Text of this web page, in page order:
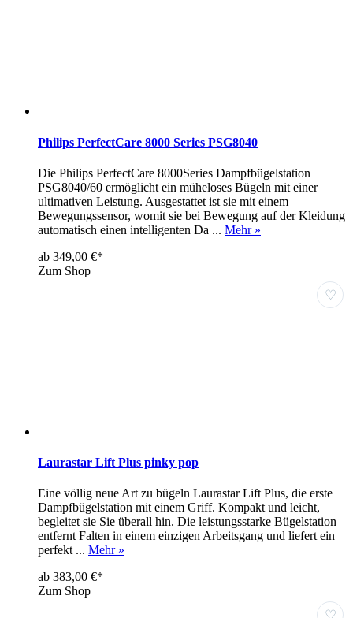
Philips PerfectCare 8000 Series PSG8040
Die Philips PerfectCare 8000Series Dampfbügelstation
PSG8040/60 ermöglicht ein müheloses Bügeln mit einer
ultimativen Leistung. Ausgestattet ist sie mit einem
Bewegungssensor, womit sie bei Bewegung auf der Kleidung
automatisch einen intelligenten Da ... Mehr »
ab 349,00 €*
Zum Shop
♡
Laurastar Lift Plus pinky pop
Eine völlig neue Art zu bügeln Laurastar Lift Plus, die erste
Dampfbügelstation mit einem Griff. Kompakt und leicht,
begleitet sie Sie überall hin. Die leistungsstarke Bügelstation
entfernt Falten in einem einzigen Arbeitsgang und liefert ein
perfekt ... Mehr »
ab 383,00 €*
Zum Shop